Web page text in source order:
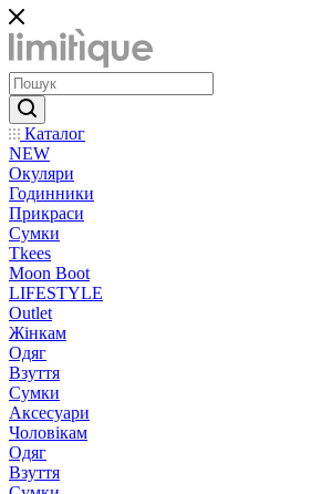
Каталог
NEW
Окуляри
Годинники
Прикраси
Сумки
Tkees
Moon Boot
LIFESTYLE
Outlet
Жінкам
Одяг
Взуття
Сумки
Аксесуари
Чоловікам
Одяг
Взуття